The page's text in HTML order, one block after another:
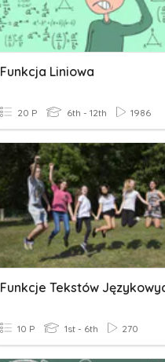
Funkcja Liniowa
20 P 6th - 12th 1986
Funkcje Tekstów
10 P 1st - 6th 270